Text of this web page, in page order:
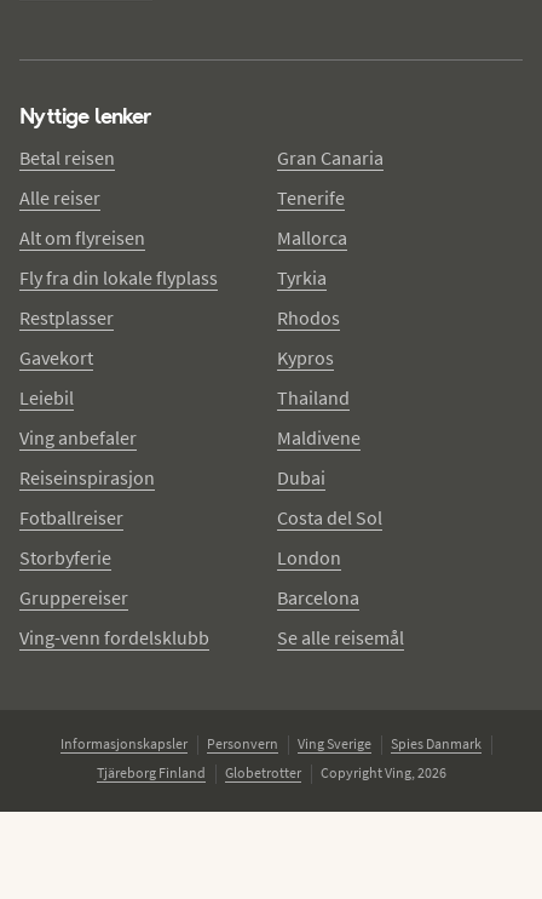
Nyttige lenker
Betal reisen
Alle reiser
Alt om flyreisen
Fly fra din lokale flyplass
Restplasser
Gavekort
Leiebil
Ving anbefaler
Reiseinspirasjon
Fotballreiser
Storbyferie
Gruppereiser
Ving-venn fordelsklubb
Gran Canaria
Tenerife
Mallorca
Tyrkia
Rhodos
Kypros
Thailand
Maldivene
Dubai
Costa del Sol
London
Barcelona
Se alle reisemål
Informasjonskapsler Personvern Ving Sverige
Spies Danmark
Tjäreborg Finland
Globetrotter Copyright Ving, 2026